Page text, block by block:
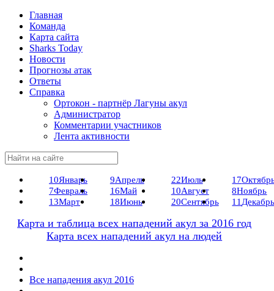
Главная
Команда
Карта сайта
Sharks Today
Новости
Прогнозы атак
Ответы
Справка
Ортокон - партнёр Лагуны акул
Администратор
Комментарии участников
Лента активности
10Январь
7Февраль
13Март
9Апрель
16Май
18Июнь
22Июль
10Август
20Сентябрь
17
8Ноябрь
11
Карта и таблица всех нападений акул за 2016 год
Карта всех нападений акул на людей
Все нападения акул 2016